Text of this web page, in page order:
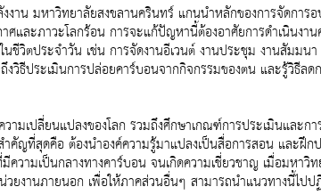
าน มหาวิทยาลัยสงขลานครินทร์ แกนนำหลักของการจัดการ
ศและภาวะโลกร้อน การจะแก้ปัญหานี้ต้องอาศัยการดำเนิน
วิตประจำวัน เช่น การจัดงานอีเวนต์ งานประชุม งานสัมมน
งวิธีประเมินการปล่อยคาร์บอนจากกิจกรรมของตน และรู้วิธี
มเปลี่ยนแปลงของโลก รวมถึงศึกษาเกณฑ์การประเมินและก
คัญที่สุดคือ ต้องนำองค์ความรู้มาแปลงเป็นสื่อการสอน และ
ามเป็นกลางทางคาร์บอน จนเกิดความเชี่ยวชาญ เมื่อมหาวิ
วยงานภายนอก เพื่อให้ภาคส่วนอื่นๆ สามารถนำแนวทางนี้ไปป